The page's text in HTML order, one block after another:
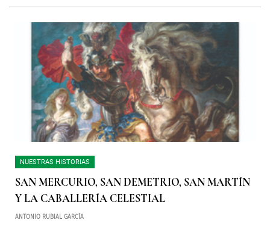
NUESTRAS HISTORIAS
SAN MERCURIO, SAN DEMETRIO, SAN MARTÍN
Y LA CABALLERÍA CELESTIAL
ANTONIO RUBIAL GARCÍA